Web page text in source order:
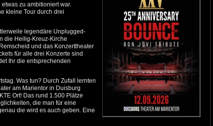
zu ambitioniert war.
kleine Tour durch drei
legendäre Unplugged-
die Heilig-Kreuz-Kirche
und das Konzerttheater
für alle drei Konzerte sind
Ihr die entsprechenden
Was tun? Durch Zufall lernten
am Marientor in Duisburg
Ort! Das rund 1.500 Plätze
die man für eine
die wird es auch geben. Eine